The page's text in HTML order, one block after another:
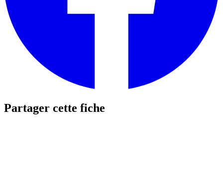
Partager cette fiche